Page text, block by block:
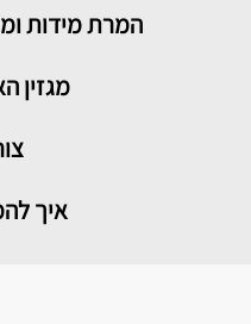
המרת מידות
מגזין
איך